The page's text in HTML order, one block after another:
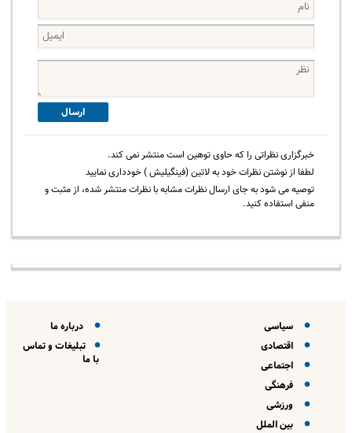
ارسال
خبرگزاری نظراتی را که حاوی توهین است منتشر نمی کند.
لطفا از نوشتن نظرات خود به لاتین (فینگیلیش ) خودداری نمایید
توصیه می شود به جای ارسال نظرات مشابه با نظرات منتشر شده، از مثبت و
منفی استفاده کنید.
سیاسی
اقتصادی
اجتماعی
فرهنگی
ورزشی
بین الملل
درباره ما
تبلیغات و تماس
با ما